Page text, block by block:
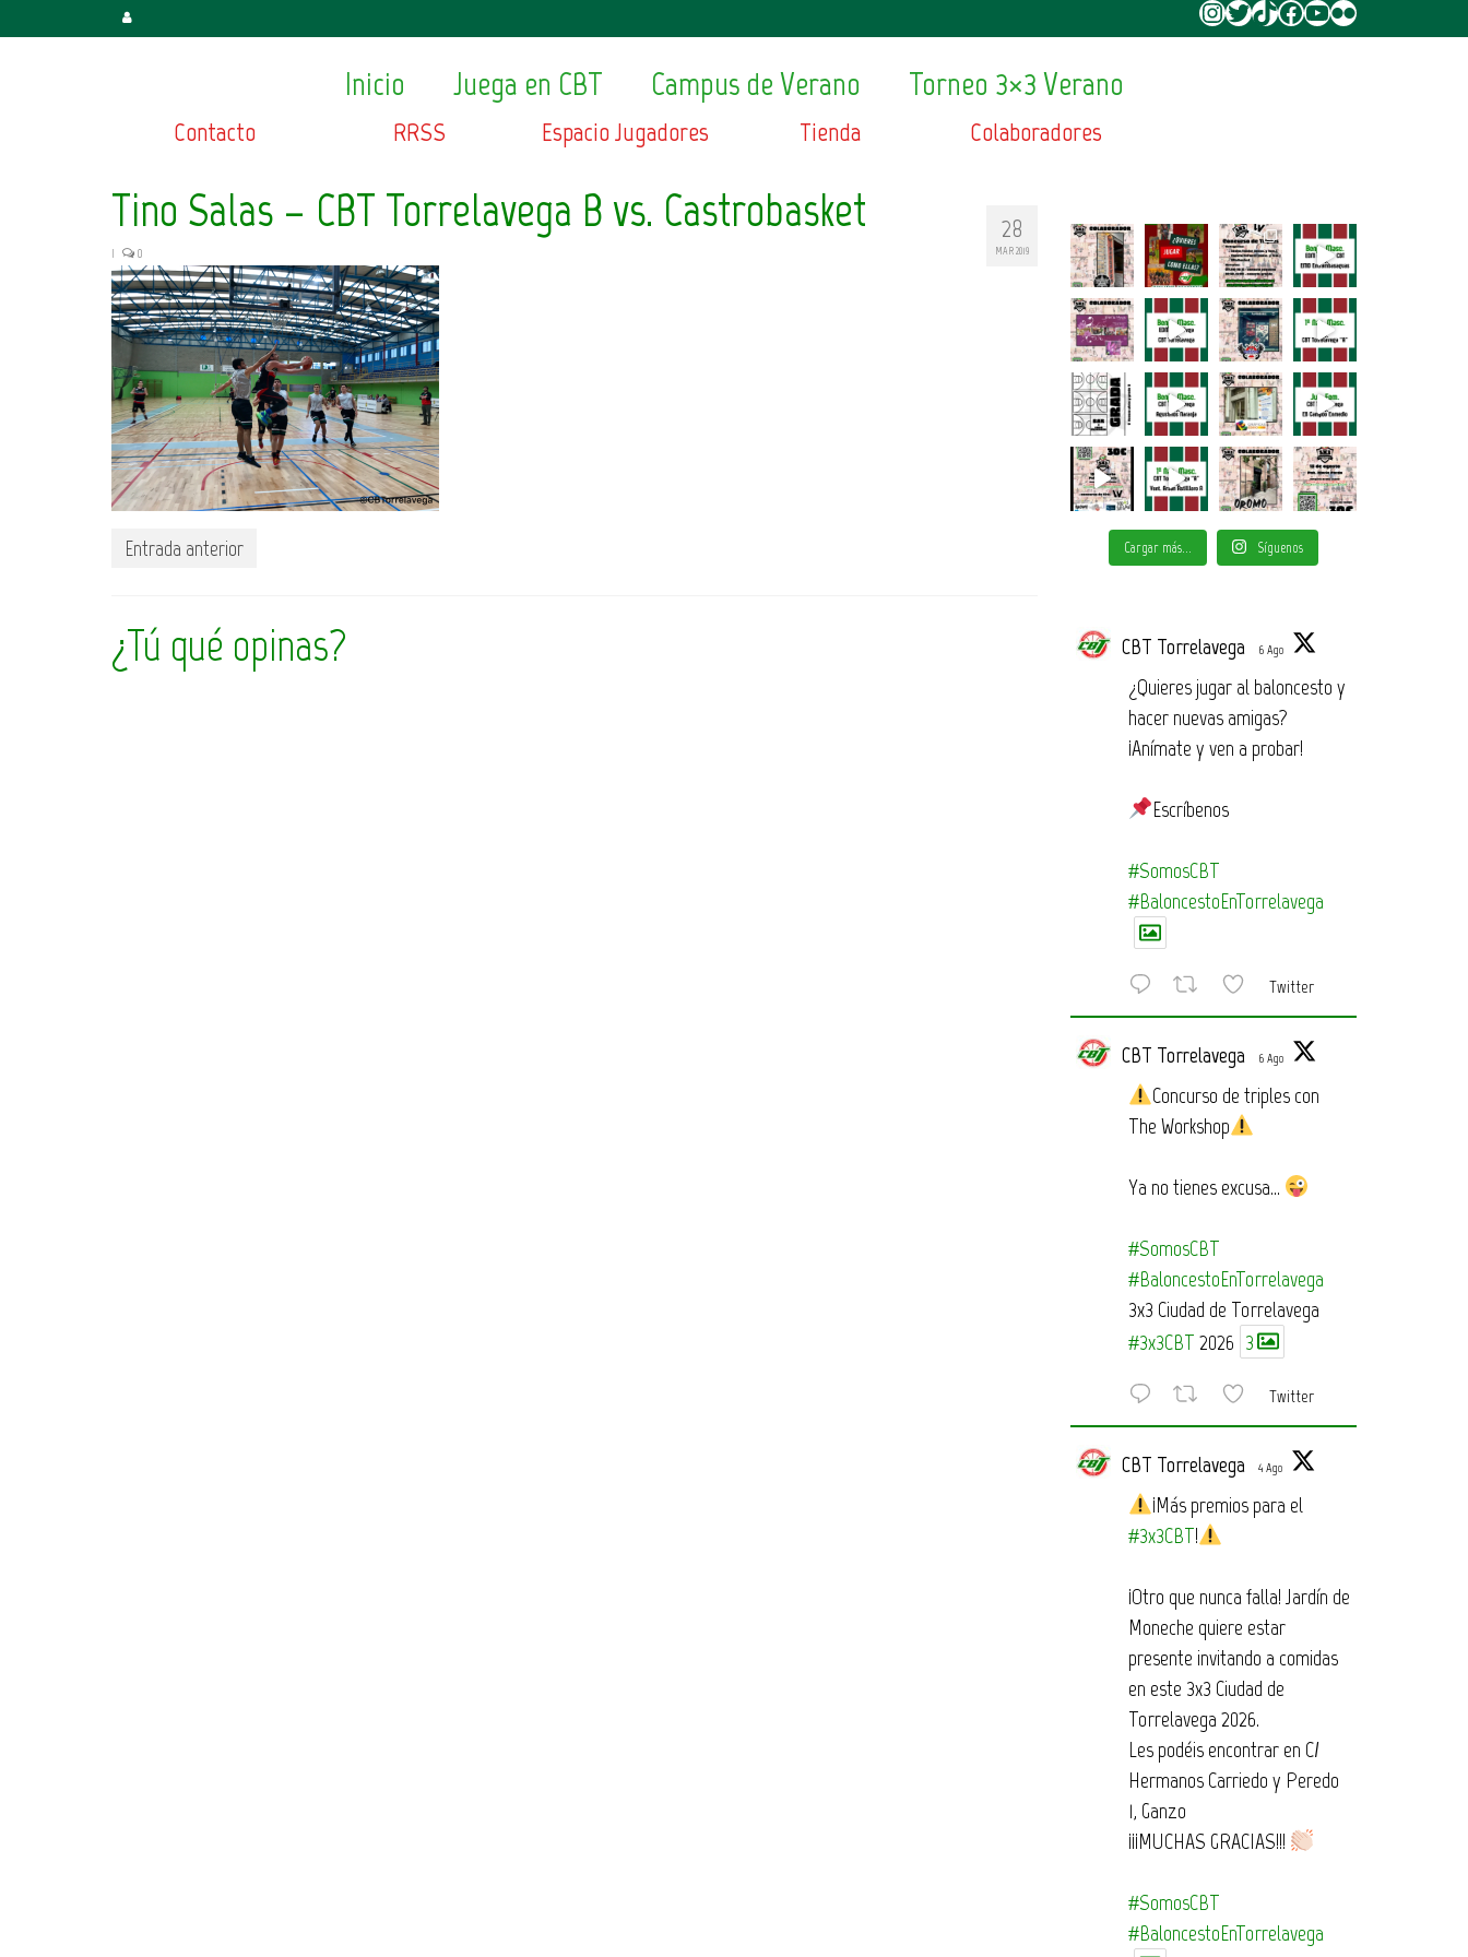
Instagram
Twitter
TikTokFacebook
YouTube
Flickr
Inicio Juega en CBT Campus de Verano Torneo 3×3 Verano
Contacto RRSS Espacio Jugadores Tienda Colaboradores
28
MAR 2019
Tino Salas – CBT Torrelavega B vs. Castrobasket
| 0
Entrada anterior
¿Tú qué opinas?
Cargar más... Síguenos
CBT Torrelavega 6 Ago
¿Quieres jugar al baloncesto y
hacer nuevas amigas?
¡Anímate y ven a probar!
Escríbenos
#SomosCBT
#BaloncestoEnTorrelavega
Twitter
CBT Torrelavega 6 Ago
Concurso de triples con
The Workshop
Ya no tienes excusa…
#SomosCBT
#BaloncestoEnTorrelavega
3x3 Ciudad de Torrelavega
#3x3CBT 2026 3
Twitter
CBT Torrelavega 4 Ago
¡Más premios para el
#3x3CBT!
¡Otro que nunca falla! Jardín de
Moneche quiere estar
presente invitando a comidas
en este 3x3 Ciudad de
Torrelavega 2026.
Les podéis encontrar en C/
Hermanos Carriedo y Peredo
1, Ganzo
¡¡¡MUCHAS GRACIAS!!!
#SomosCBT
#BaloncestoEnTorrelavega